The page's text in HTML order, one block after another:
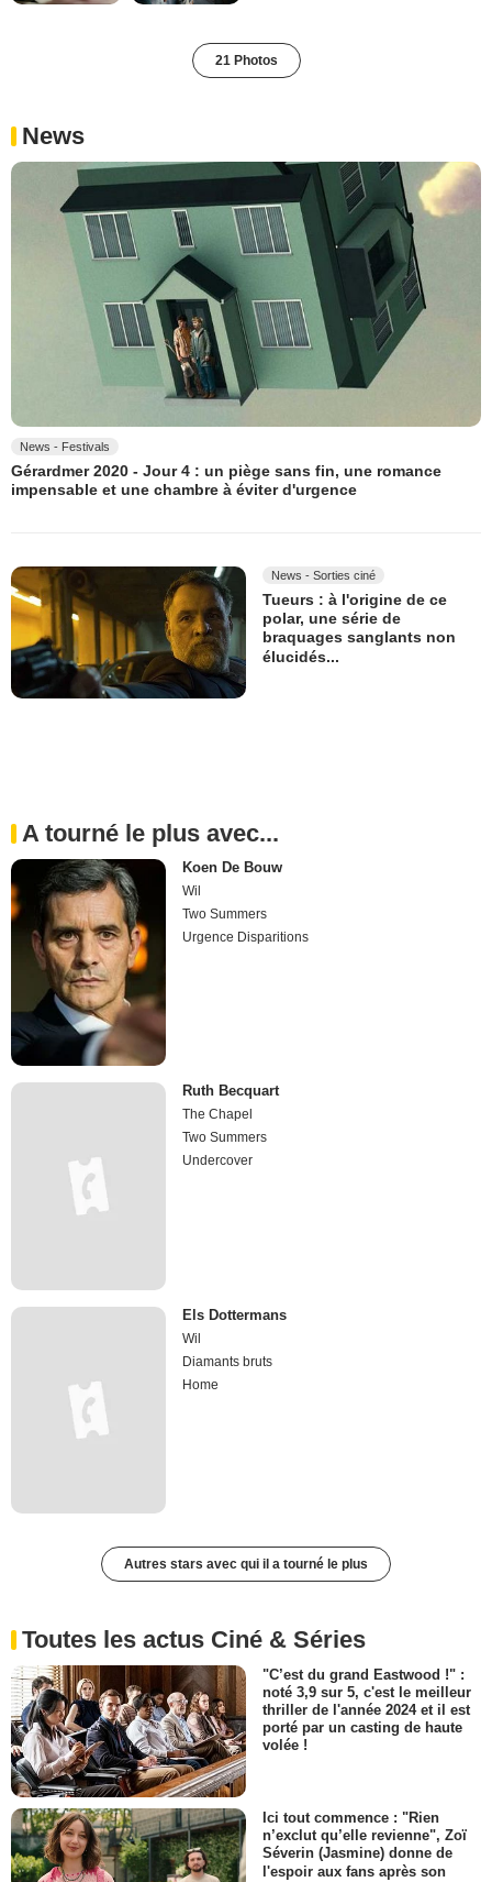
21 Photos
News
News - Festivals
Gérardmer 2020 - Jour 4 : un piège sans fin, une romance
impensable et une chambre à éviter d'urgence
News - Sorties ciné
Tueurs : à l'origine de ce
polar, une série de
braquages sanglants non
élucidés...
A tourné le plus avec...
Koen De Bouw
Wil
Two Summers
Urgence Disparitions
Ruth Becquart
The Chapel
Two Summers
Undercover
Els Dottermans
Wil
Diamants bruts
Home
Autres stars avec qui il a tourné le plus
Toutes les actus Ciné & Séries
"C’est du grand Eastwood !" :
noté 3,9 sur 5, c'est le meilleur
thriller de l'année 2024 et il est
porté par un casting de haute
volée !
Ici tout commence : "Rien
n’exclut qu’elle revienne", Zoï
Séverin (Jasmine) donne de
l'espoir aux fans après son